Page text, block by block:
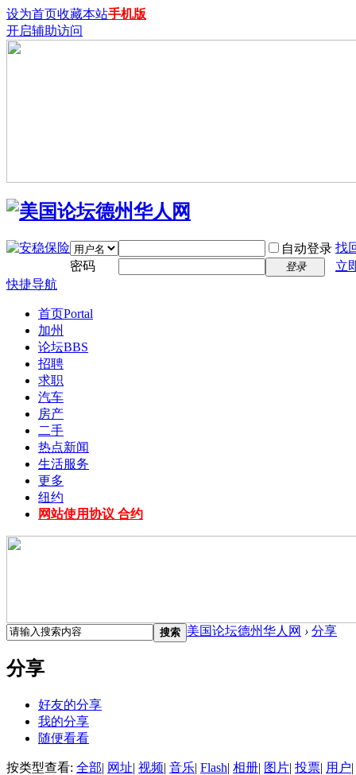
设为首页收藏本站手机版
开启辅助访问
自动登录 找
密码
登录
立
快捷导航
首页Portal
加州
论坛BBS
招聘
求职
汽车
房产
二手
热点新闻
生活服务
更多
纽约
网站使用协议 合约
搜索 美国论坛德州华人网 › 分享
分享
好友的分享
我的分享
随便看看
按类型查看: 全部| 网址| 视频| 音乐| Flash| 相册| 图片| 投票| 用户|